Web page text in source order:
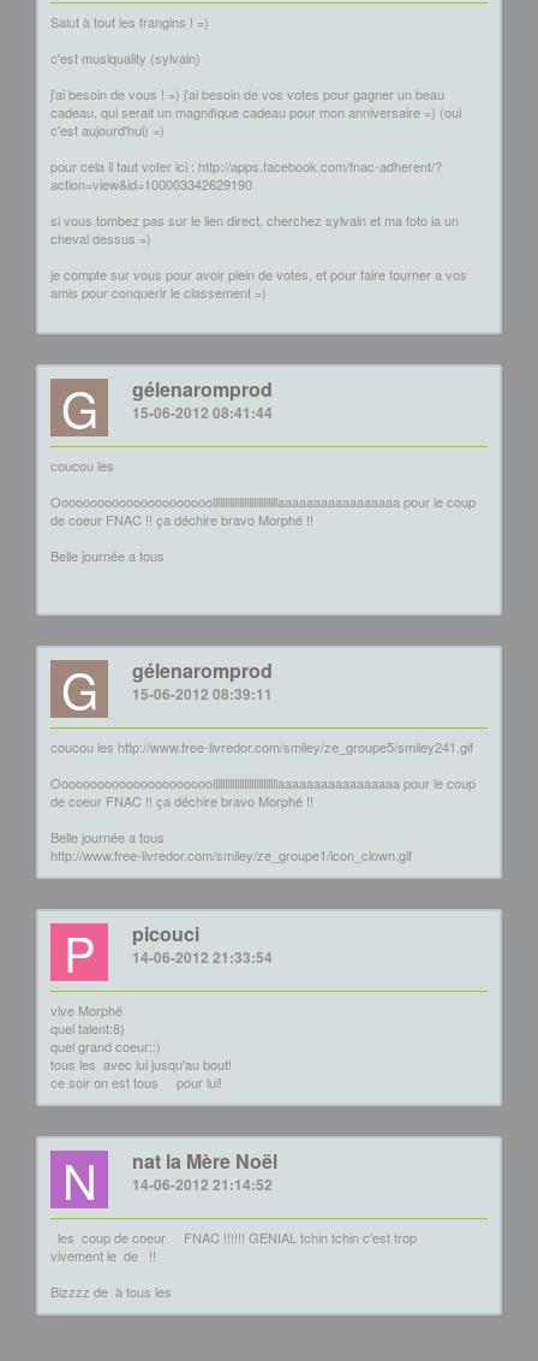
Salut à tout les frangins ! =)
c'est musiquality (sylvain)
j'ai besoin de vous ! =) j'ai besoin de vos votes pour gagner un beau
cadeau, qui serait un magnifique cadeau pour mon anniversaire =) (oui
c'est aujourd'hui) =)
pour cela il faut voter ici : http://apps.facebook.com/fnac-adherent/?
action=view&id=100003342629190
si vous tombez pas sur le lien direct, cherchez sylvain et ma foto ia un
cheval dessus =)
je compte sur vous pour avoir plein de votes, et pour faire tourner a vos
amis pour conquerir le classement =)
G gélenaromprod
15-06-2012 08:41:44
coucou les
Oooooooooooooooooooooolllllllllllllllllllllllllllaaaaaaaaaaaaaaaaa pour le coup
de coeur FNAC !! ça déchire bravo Morphé !!
Belle journée a tous
G gélenaromprod
15-06-2012 08:39:11
coucou les http://www.free-livredor.com/smiley/ze_groupe5/smiley241.gif
Oooooooooooooooooooooolllllllllllllllllllllllllllaaaaaaaaaaaaaaaaa pour le coup
de coeur FNAC !! ça déchire bravo Morphé !!
Belle journée a tous
http://www.free-livredor.com/smiley/ze_groupe1/icon_clown.gif
P picouci
14-06-2012 21:33:54
vive Morphé
quel talent:8)
quel grand coeur::)
tous les avec lui jusqu'au bout!
ce soir on est tous
pour lui!
N nat la Mère Noël
14-06-2012 21:14:52
les coup de coeur
FNAC !!!!!! GENIAL tchin tchin c'est trop
vivement le de
!!
Bizzzz de à tous les